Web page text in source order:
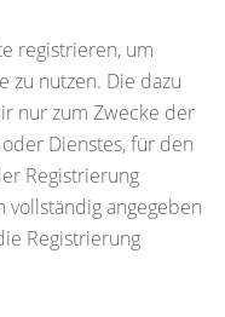
registrieren, um
zu nutzen. Die dazu
nur zum Zwecke der
Dienstes, für den
Registrierung
vollständig angegeben
Registrierung